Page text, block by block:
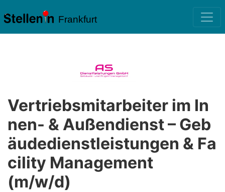
Frankfurt
Vertriebs­mitarbeiter im In
nen- & Außendienst – Geb
äude­dienst­leistungen & Fa
cility Management
(m⁠/⁠w⁠/⁠d)